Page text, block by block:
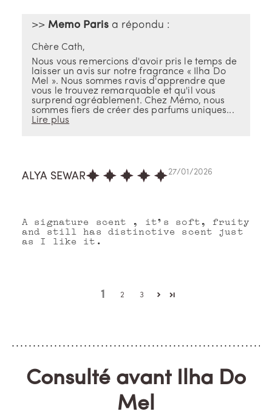
>> Memo Parisa répondu :
Chère Cath,
Nous vous remercions d'avoir pris le temps de
laisser un avis sur notre fragrance « Ilha Do
Mel ». Nous sommes ravis d'apprendre que
vous le trouvez remarquable et qu'il vous
surprend agréablement. Chez Mémo, nous
sommes fiers de créer des parfums uniques...
Lire plus
27/01/2026
ALYA SEWAR
A signature scent , it's soft, fruity
and still has distinctive scent just
as I like it.
1 2 3
Consulté avant Ilha Do
Mel